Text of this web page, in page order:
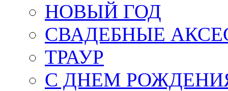
НОВЫЙ ГОД
СВАДЕБНЫЕ
ТРАУР
С ДНЕМ